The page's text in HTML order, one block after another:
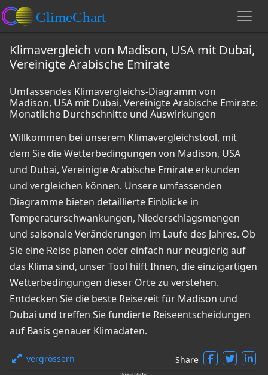
Klimavergleich von Madison, USA mit Dubai,
Vereinigte Arabische Emirate
Umfassendes Klimavergleichs-Diagramm von
Madison, USA mit Dubai, Vereinigte Arabische Emirate:
Monatliche Durchschnitte und Auswirkungen
Willkommen bei unserem Klimavergleichstool, mit
dem Sie die Wetterbedingungen von Madison, USA
und Dubai, Vereinigte Arabische Emirate erkunden
und vergleichen können. Unsere umfassenden
Diagramme bieten detaillierte Einblicke in
Temperaturschwankungen, Niederschlagsmengen
und saisonale Veränderungen im Laufe des Jahres. Ob
Sie eine Reise planen oder einfach nur neugierig auf
das Klima sind, unser Tool hilft Ihnen, die einzigartigen
Wetterbedingungen dieser Orte zu verstehen.
Entdecken Sie die beste Reisezeit für Madison und
Dubai und treffen Sie fundierte Reiseentscheidungen
auf Basis genauer Klimadaten.
vergrössern Share